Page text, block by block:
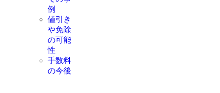
例
値引き
や免除
の可能
性
手数料
の今後